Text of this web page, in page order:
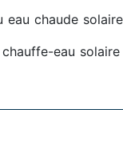
eau chaude solaire
eau